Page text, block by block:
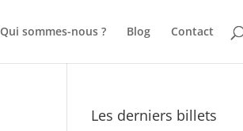
Qui sommes-nous ? Blog Contact
Les derniers billets